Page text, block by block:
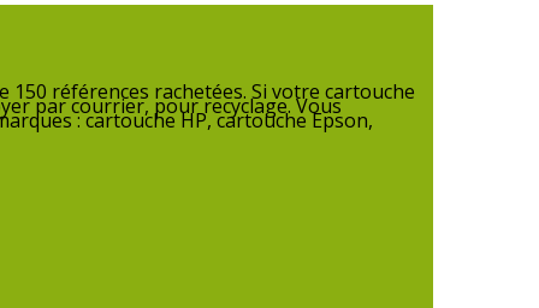
références rachetées. Si votre cartouche
par courrier, pour recyclage. Vous
: cartouche HP, cartouche Epson,